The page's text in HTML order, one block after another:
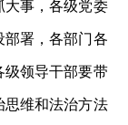
事，各级党委
部署，各部门各
领导干部要带
维和法治方法